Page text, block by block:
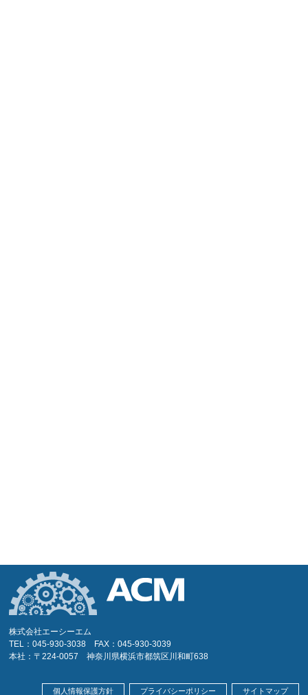
株式会社エーシーエム
TEL：045-930-3038 FAX：045-930-3039
本社：〒224-0057 神奈川県横浜市都筑区川和町638
個人情報保護方針 プライバシーポリシー サイトマップ